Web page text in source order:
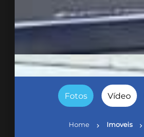
Fotos Vídeo
Home chevron_right Imoveis chevron_right